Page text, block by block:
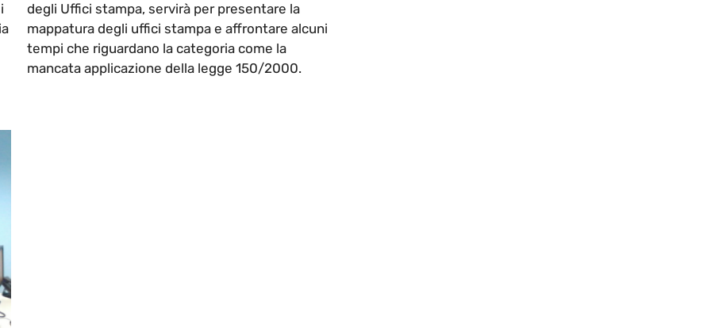
degli Uffici stampa, servirà per presentare la
mappatura degli uffici stampa e affrontare alcuni
tempi che riguardano la categoria come la
mancata applicazione della legge 150/2000.